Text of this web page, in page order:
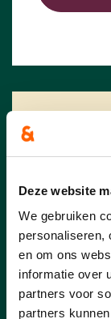
Deze website
We gebruiken
personaliseren,
en om ons
informatie over
partners voor
partners